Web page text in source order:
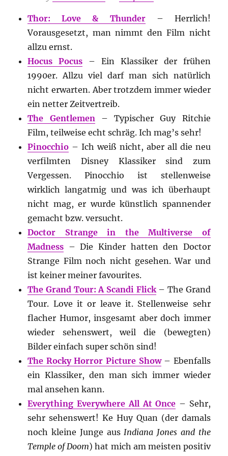
Thor: Love & Thunder– Herrlich!
Vorausgesetzt, man nimmt den Film nicht
allzu ernst.
Hocus Pocus – Ein Klassiker der frühen
1990er. Allzu viel darf man sich natürlich
nicht erwarten. Aber trotzdem immer wieder
ein netter Zeitvertreib.
The Gentlemen– Typischer Guy Ritchie
Film, teilweise echt schräg. Ich mag’s sehr!
Pinocchio – Ich weiß nicht, aber all die neu
verfilmten Disney Klassiker sind zum
Vergessen. Pinocchio ist stellenweise
wirklich langatmig und was ich überhaupt
nicht mag, er wurde künstlich spannender
gemacht bzw. versucht.
Doctor Strange in the Multiverse of
Madness – Die Kinder hatten den Doctor
Strange Film noch nicht gesehen. War und
ist keiner meiner favourites.
The Grand Tour: A Scandi Flick– The Grand
Tour. Love it or leave it. Stellenweise sehr
flacher Humor, insgesamt aber doch immer
wieder sehenswert, weil die (bewegten)
Bilder einfach super schön sind!
The Rocky Horror Picture Show– Ebenfalls
ein Klassiker, den man sich immer wieder
mal ansehen kann.
Everything Everywhere All At Once – Sehr,
sehr sehenswert! Ke Huy Quan (der damals
noch kleine Junge ausIndiana Jones and the
Temple of Doom) hat mich am meisten positiv